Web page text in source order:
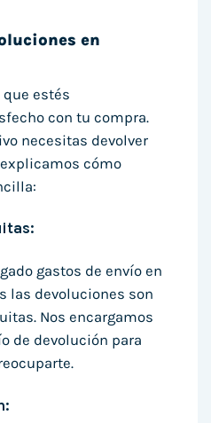
en
que estés
con tu compra.
necesitas devolver
cómo
gastos de envío en
las devoluciones son
Nos encargamos
de devolución para